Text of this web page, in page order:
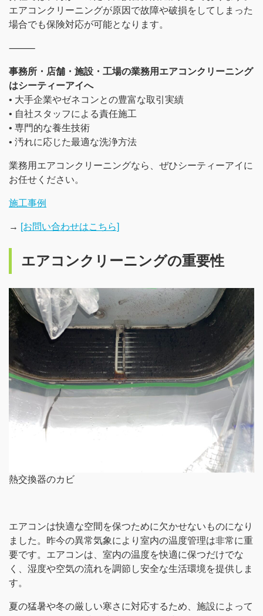
エアコンクリーニングが原因で故障や破損をしてしまった
場合でも保険対応が可能となります。
⸻
事務所・店舗・施設・工場の業務用エアコンクリーニング
はシーティーアイへ
• 大手企業やゼネコンとの豊富な取引実績
• 自社スタッフによる責任施工
• 専門的な養生技術
• 汚れに応じた最適な洗浄方法
業務用エアコンクリーニングなら、ぜひシーティーアイに
お任せください。
施工事例
→ [お問い合わせはこちら]
エアコンクリーニングの重要性
熱交換器のカビ
エアコンは快適な空間を保つために欠かせないものになり
ました。昨今の異常気象により室内の温度管理は非常に重
要です。エアコンは、室内の温度を快適に保つだけでな
く、湿度や空気の流れを調節し安全な生活環境を提供しま
す。
夏の猛暑や冬の厳しい寒さに対応するため、施設によって